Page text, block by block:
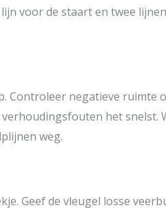
voor de staart en twee
Controleer negatieve ruimte
het snelst.
weg.
Geef de vleugel losse